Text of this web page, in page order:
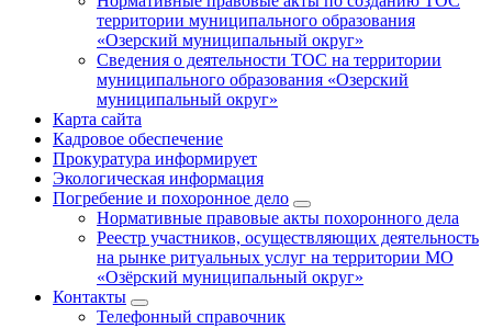
территории муниципального образования
«Озерский муниципальный округ»
Сведения о деятельности ТОС на территории
муниципального образования «Озерский
муниципальный округ»
Карта сайта
Кадровое обеспечение
Прокуратура информирует
Экологическая информация
Погребение и похоронное дело
Нормативные правовые акты похоронного дела
Реестр участников, осуществляющих деятельность
на рынке ритуальных услуг на территории МО
«Озёрский муниципальный округ»
Контакты
Телефонный справочник